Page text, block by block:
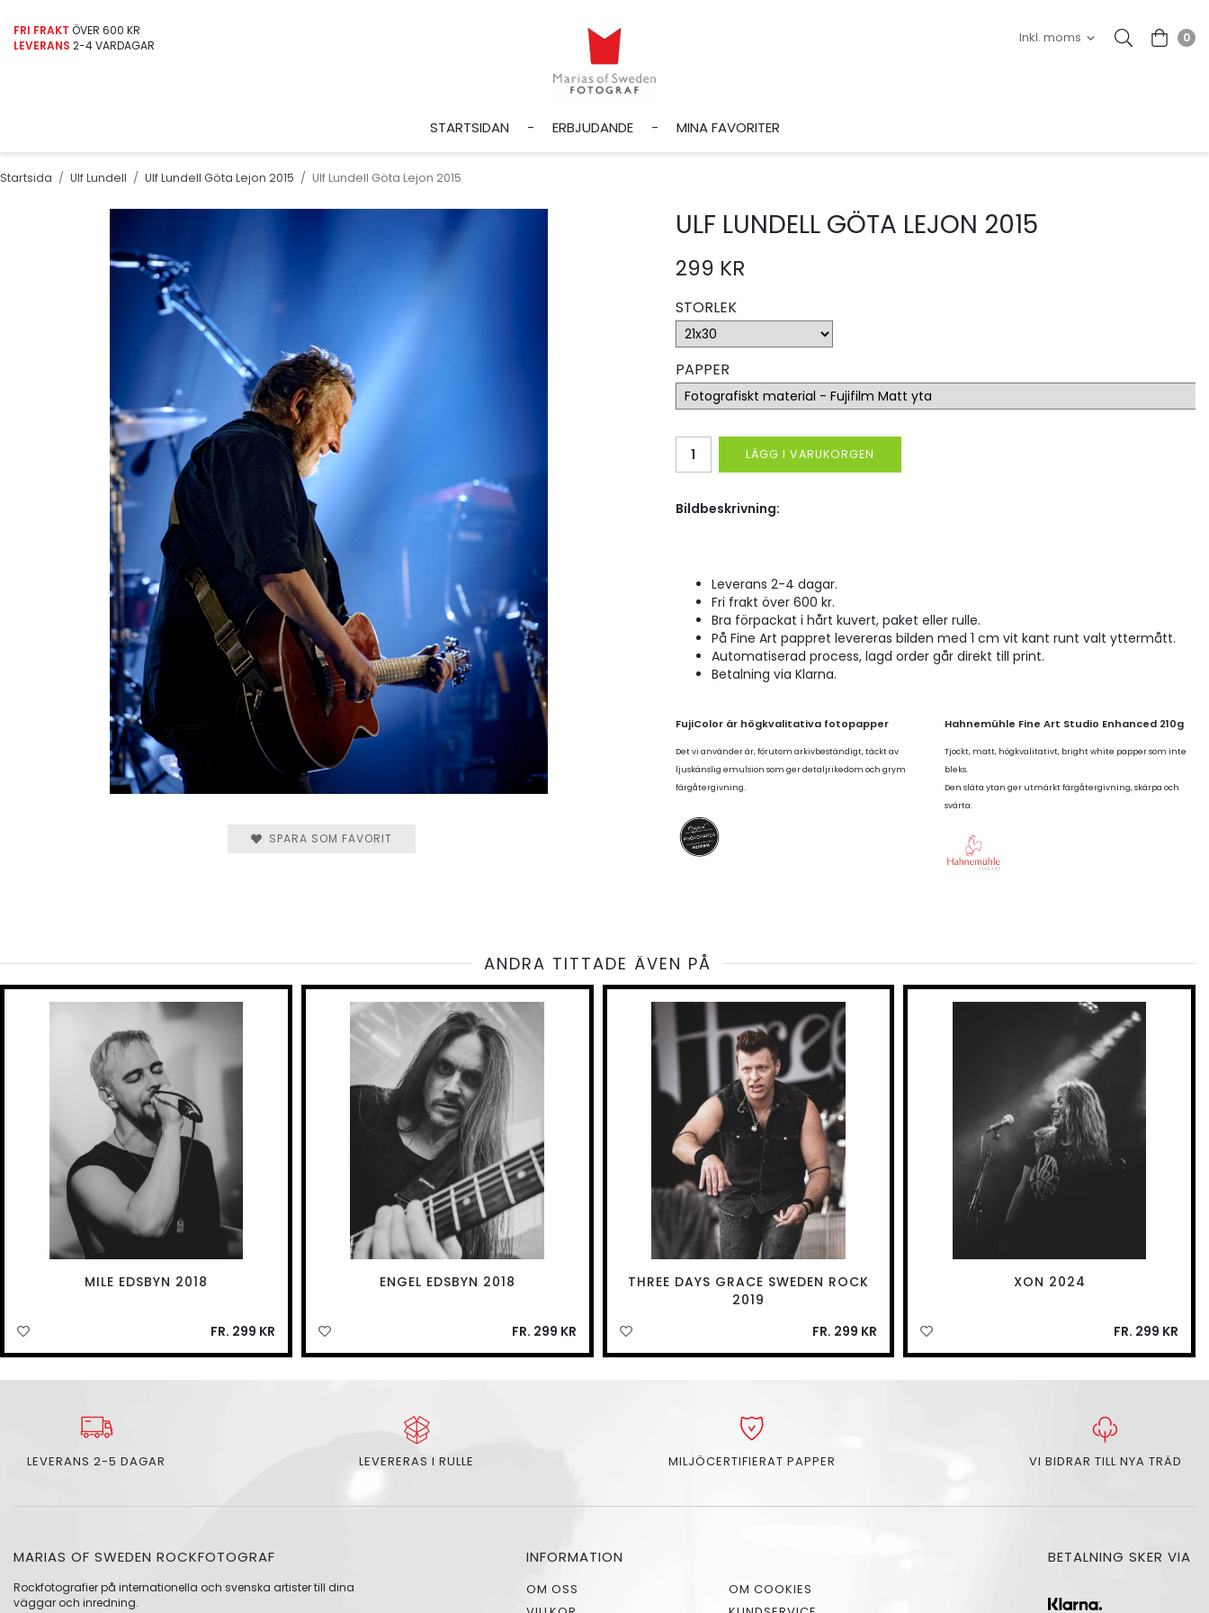
FRI FRAKT ÖVER 600 KR
LEVERANS 2-4 VARDAGAR
0
STARTSIDAN ERBJUDANDE MINA FAVORITER
Startsida / Ulf Lundell / Ulf Lundell Göta Lejon 2015 / Ulf Lundell Göta Lejon 2015
ULF LUNDELL GÖTA LEJON 2015
299 KR
STORLEK
PAPPER
LÄGG I VARUKORGEN
Bildbeskrivning:
Leverans 2-4 dagar.
Fri frakt över 600 kr.
Bra förpackat i hårt kuvert, paket eller rulle.
På Fine Art pappret levereras bilden med 1 cm vit kant runt valt yttermått.
Automatiserad process, lagd order går direkt till print.
Betalning via Klarna.
FujiColor är högkvalitativa fotopapper
Det vi använder är, förutom arkivbeständigt, täckt av
ljuskänslig emulsion som ger detaljrikedom och grym
färgåtergivning.
Hahnemühle Fine Art Studio Enhanced 210g
Tjockt, matt, högkvalitativt, bright white papper som inte
bleks.
Den släta ytan ger utmärkt färgåtergivning, skärpa och
svärta.
SPARA SOM FAVORIT
ANDRA TITTADE ÄVEN PÅ
MILE EDSBYN 2018
FR. 299 KR
ENGEL EDSBYN 2018
FR. 299 KR
THREE DAYS GRACE SWEDEN ROCK
2019
FR. 299 KR
XON 2024
FR. 299 KR
LEVERANS 2-5 DAGAR LEVERERAS I RULLE MILJÖCERTIFIERAT PAPPER VI BIDRAR TILL NYA TRÄD
MARIAS OF SWEDEN ROCKFOTOGRAF
Rockfotografier på internationella och svenska artister till dina
väggar och inredning.
INFORMATION
OM OSS
OM COOKIES
BETALNING SKER VIA